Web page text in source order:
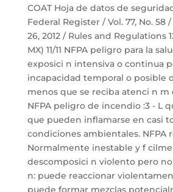
COAT Hoja de datos de
Federal Register / Vol. 77, No. 58
26, 2012 / Rules and Regulations
MX) 11/11 NFPA peligro para la
exposici n intensiva o continua
incapacidad temporal o posible
menos que se reciba atenci n m
NFPA peligro de incendio :3 - L
que pueden inflamarse en casi
condiciones ambientales. NFPA
Normalmente inestable y f
descomposici n violento pero
n: puede reaccionar
puede formar mezclas